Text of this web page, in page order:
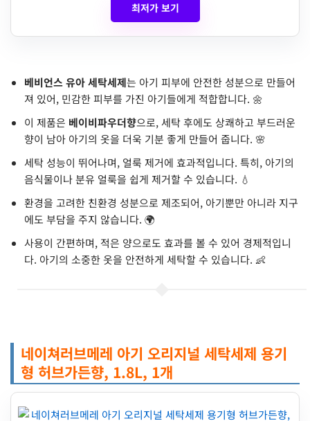
최저가 보기
베비언스 유아 세탁세제는 아기 피부에 안전한 성분으로 만들어
져 있어, 민감한 피부를 가진 아기들에게 적합합니다. 🌼
이 제품은 베이비파우더향으로, 세탁 후에도 상쾌하고 부드러운
향이 남아 아기의 옷을 더욱 기분 좋게 만들어 줍니다. 🌸
세탁 성능이 뛰어나며, 얼룩 제거에 효과적입니다. 특히, 아기의
음식물이나 분유 얼룩을 쉽게 제거할 수 있습니다. 💧
환경을 고려한 친환경 성분으로 제조되어, 아기뿐만 아니라 지구
에도 부담을 주지 않습니다. 🌍
사용이 간편하며, 적은 양으로도 효과를 볼 수 있어 경제적입니
다. 아기의 소중한 옷을 안전하게 세탁할 수 있습니다. 👶
네이쳐러브메레 아기 오리지널 세탁세제 용기
형 허브가든향, 1.8L, 1개